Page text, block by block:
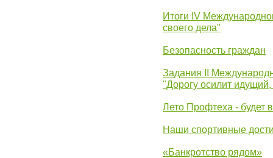
Итоги IV
своего дела"
Безопасность граждан
Задания II
"Дорогу осилит
Лето Профтеха - будет
Наши спортивные
«Банкротство рядом»